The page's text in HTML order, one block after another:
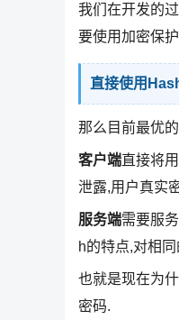
我们在开发的
要使用加密保
直接使用
那么目前最优
客户端直接将
泄露,用户真实
服务端需要服
h的特点,对相
也就是现在为
密码.